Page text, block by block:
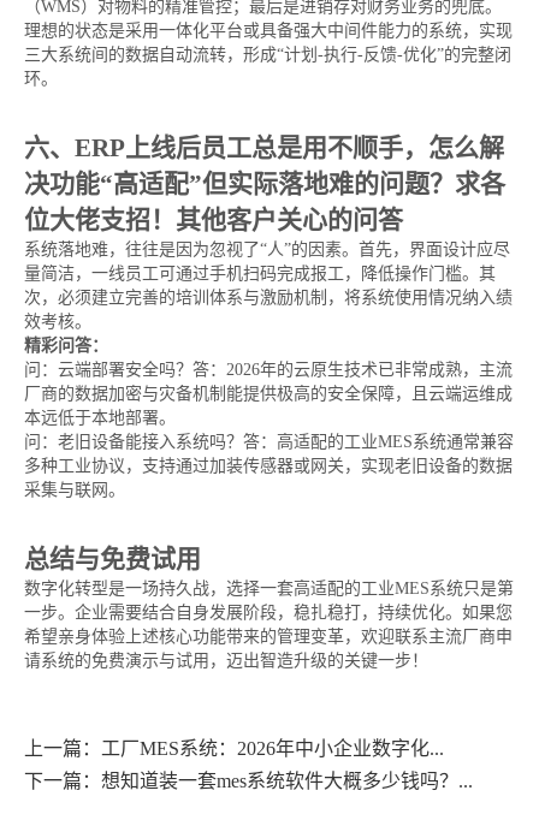
（WMS）对物料的精准管控；最后是进销存对财务业务的兜底。
理想的状态是采用一体化平台或具备强大中间件能力的系统，实现
三大系统间的数据自动流转，形成“计划-执行-反馈-优化”的完整闭
环。
六、ERP上线后员工总是用不顺手，怎么解
决功能“高适配”但实际落地难的问题？求各
位大佬支招！其他客户关心的问答
系统落地难，往往是因为忽视了“人”的因素。首先，界面设计应尽
量简洁，一线员工可通过手机扫码完成报工，降低操作门槛。其
次，必须建立完善的培训体系与激励机制，将系统使用情况纳入绩
效考核。
精彩问答：
问：云端部署安全吗？答：2026年的云原生技术已非常成熟，主流
厂商的数据加密与灾备机制能提供极高的安全保障，且云端运维成
本远低于本地部署。
问：老旧设备能接入系统吗？答：高适配的工业MES系统通常兼容
多种工业协议，支持通过加装传感器或网关，实现老旧设备的数据
采集与联网。
总结与免费试用
数字化转型是一场持久战，选择一套高适配的工业MES系统只是第
一步。企业需要结合自身发展阶段，稳扎稳打，持续优化。如果您
希望亲身体验上述核心功能带来的管理变革，欢迎联系主流厂商申
请系统的免费演示与试用，迈出智造升级的关键一步！
上一篇：工厂MES系统：2026年中小企业数字化...
下一篇：想知道装一套mes系统软件大概多少钱吗？...